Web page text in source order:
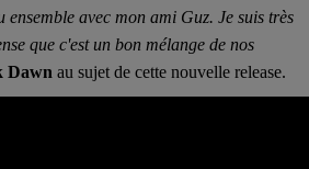
avec mon ami Guz. Je suis très
que c'est un bon mélange de nos
Dawn au sujet de cette nouvelle release.